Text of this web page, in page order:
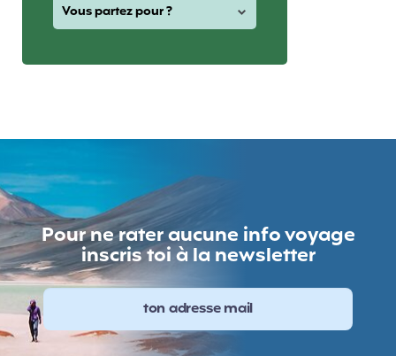
Pour ne rater aucune info voyage
inscris toi à la newsletter